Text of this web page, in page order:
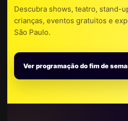
Descubra shows, teatro, stand-
crianças, eventos gratuitos e
São Paulo.
Ver programação do fim de